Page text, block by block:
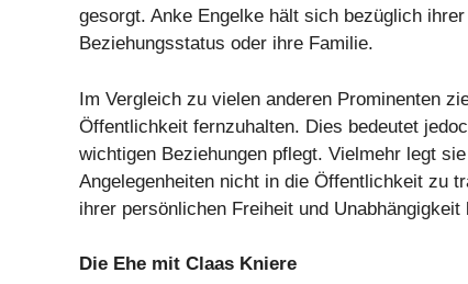
gesorgt. Anke Engelke hält sich bezüglich
Beziehungsstatus oder ihre Familie.
Im Vergleich zu vielen anderen Prominenten
Öffentlichkeit fernzuhalten. Dies bedeutet
wichtigen Beziehungen pflegt. Vielmehr legt
Angelegenheiten nicht in die Öffentlichkeit zu
ihrer persönlichen Freiheit und Unabhängigkeit
Die Ehe mit Claas Kniere